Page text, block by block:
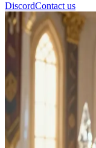
DiscordContact us